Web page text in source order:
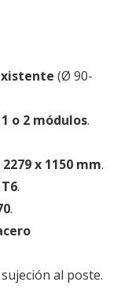
(Ø 90-
1 o 2 módulos.
2279 x 1150 mm.
.
.
al poste.